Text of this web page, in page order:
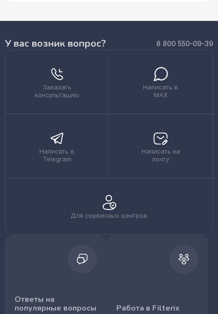
У вас возник вопрос? 8 800 550-09-39
Заказать
консультацию
Написать в
MAX
Написать в
Telegram
Написать на
почту
Для сервисных центров
Ответы на
популярные вопросы
Работа в Filterix